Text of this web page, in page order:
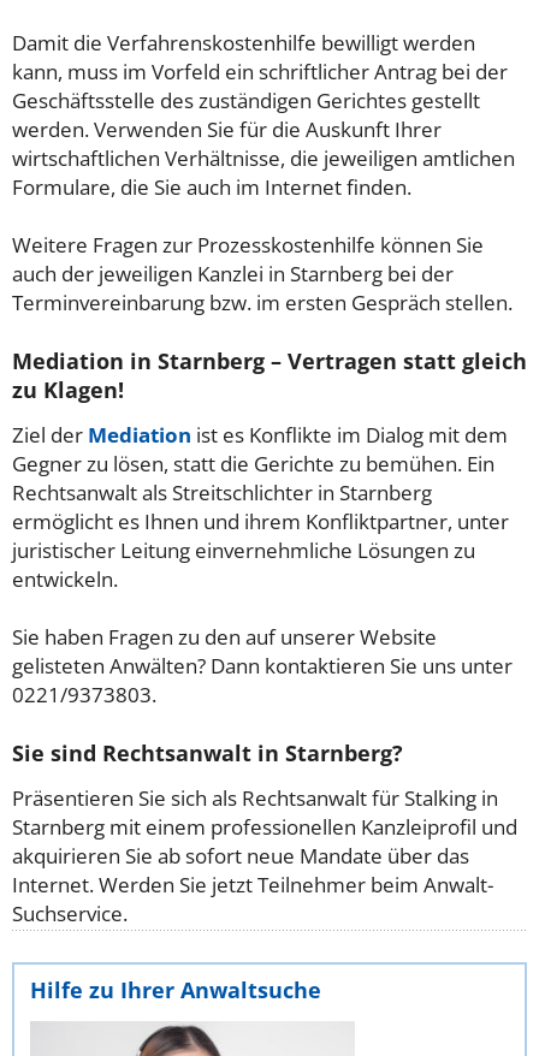
Damit die Verfahrenskostenhilfe bewilligt werden
kann, muss im Vorfeld ein schriftlicher Antrag bei der
Geschäftsstelle des zuständigen Gerichtes gestellt
werden. Verwenden Sie für die Auskunft Ihrer
wirtschaftlichen Verhältnisse, die jeweiligen amtlichen
Formulare, die Sie auch im Internet finden.
Weitere Fragen zur Prozesskostenhilfe können Sie
auch der jeweiligen Kanzlei in Starnberg bei der
Terminvereinbarung bzw. im ersten Gespräch stellen.
Mediation in Starnberg – Vertragen statt gleich
zu Klagen!
Ziel der Mediation ist es Konflikte im Dialog mit dem
Gegner zu lösen, statt die Gerichte zu bemühen. Ein
Rechtsanwalt als Streitschlichter in Starnberg
ermöglicht es Ihnen und ihrem Konfliktpartner, unter
juristischer Leitung einvernehmliche Lösungen zu
entwickeln.
Sie haben Fragen zu den auf unserer Website
gelisteten Anwälten? Dann kontaktieren Sie uns unter
0221/9373803.
Sie sind Rechtsanwalt in Starnberg?
Präsentieren Sie sich als Rechtsanwalt für Stalking in
Starnberg mit einem professionellen Kanzleiprofil und
akquirieren Sie ab sofort neue Mandate über das
Internet. Werden Sie jetzt Teilnehmer beim Anwalt-
Suchservice.
Hilfe zu Ihrer Anwaltsuche